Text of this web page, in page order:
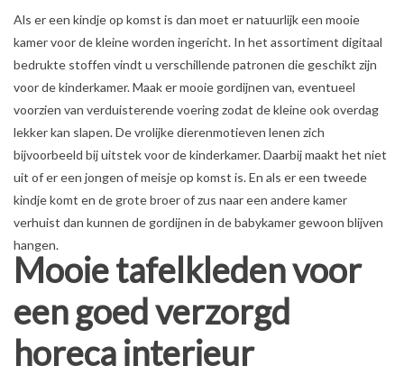
Als er een kindje op komst is dan moet er natuurlijk een mooie
kamer voor de kleine worden ingericht. In het assortiment digitaal
bedrukte stoffen vindt u verschillende patronen die geschikt zijn
voor de kinderkamer. Maak er mooie gordijnen van, eventueel
voorzien van verduisterende voering zodat de kleine ook overdag
lekker kan slapen. De vrolijke dierenmotieven lenen zich
bijvoorbeeld bij uitstek voor de kinderkamer. Daarbij maakt het niet
uit of er een jongen of meisje op komst is. En als er een tweede
kindje komt en de grote broer of zus naar een andere kamer
verhuist dan kunnen de gordijnen in de babykamer gewoon blijven
hangen.
Mooie tafelkleden voor
een goed verzorgd
horeca interieur